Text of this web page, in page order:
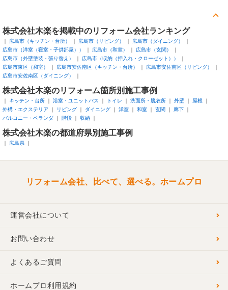
株式会社木楽を掲載中のリフォーム会社ランキング
広島市（キッチン・台所） 広島市（リビング）
広島市（ダイニング）
広島市（洋室（寝室・子供部屋））
広島市（和室）
広島市（玄関）
広島市（外壁塗装・張り替え）
広島市（収納（押入れ・クローゼット））
広島市東区（和室）
広島市安佐南区（キッチン・台所）
広島市安佐南区（リビング）
広島市安佐南区（ダイニング）
株式会社木楽のリフォーム箇所別施工事例
キッチン・台所 浴室・ユニットバス トイレ 洗面所・脱衣所 外壁
屋根
外構・エクステリア
リビング ダイニング 洋室 和室 玄関
廊下
バルコニー・ベランダ
階段 収納
株式会社木楽の都道府県別施工事例
広島県
リフォーム会社、比べて、選べる。ホームプロ
運営会社について
お問い合わせ
よくあるご質問
ホームプロ利用規約